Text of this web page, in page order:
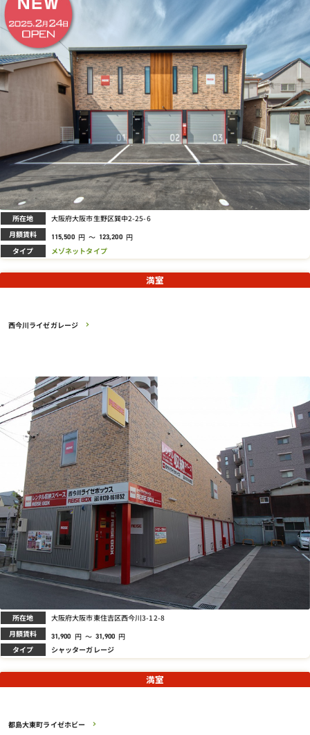
所在地 大阪府大阪市生野区巽中2-25-6
月額賃料 115,500 円 ～ 123,200 円
タイプ メゾネットタイプ
西今川ライゼガレージ
満室
所在地 大阪府大阪市東住吉区西今川3-12-8
月額賃料 31,900 円 ～ 31,900 円
タイプ シャッターガレージ
都島大東町ライゼホビー
満室